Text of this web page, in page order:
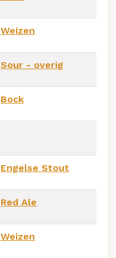
Weizen
Sour - overig
Bock
Engelse Stout
Red Ale
Weizen